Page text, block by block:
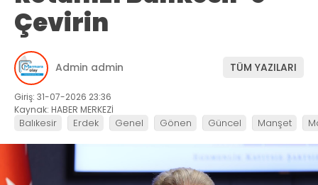
Çevirin
Admin admin TÜM YAZILARI
Giriş: 31-07-2026 23:36
Kaynak: HABER MERKEZİ
Balıkesir Erdek Genel Gönen Güncel Manşet